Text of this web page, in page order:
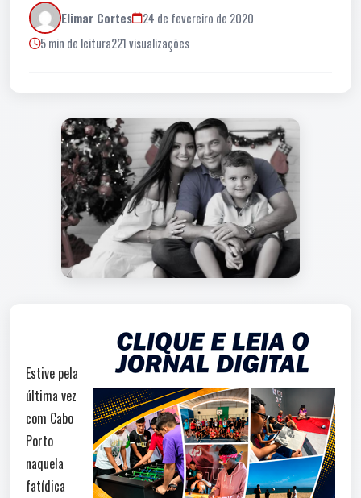
Elimar Cortes
24 de fevereiro de 2020
5 min de leitura221 visualizações
Estive pela
última vez
com Cabo
Porto
naquela
fatídica